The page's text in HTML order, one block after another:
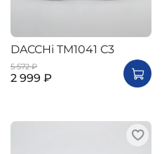
DACCHi TM1041 C3
5 572 ₽
2 999 ₽